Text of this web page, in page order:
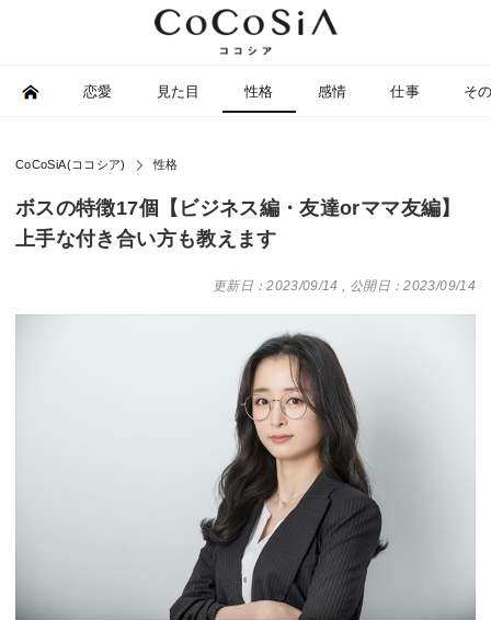
恋愛 見た目 性格 感情 仕事 そ
CoCoSiA(ココシア) 性格
ボスの特徴17個【ビジネス編・友達orママ友編】
上手な付き合い方も教えます
更新日：2023/09/14 , 公開日：2023/09/14